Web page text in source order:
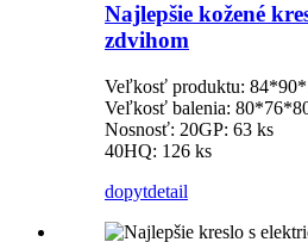
Najlepšie kožené
zdvihom
Veľkosť produktu:
Veľkosť balenia:
Nosnosť: 20GP: 63 ks
40HQ: 126 ks
dopytdetail